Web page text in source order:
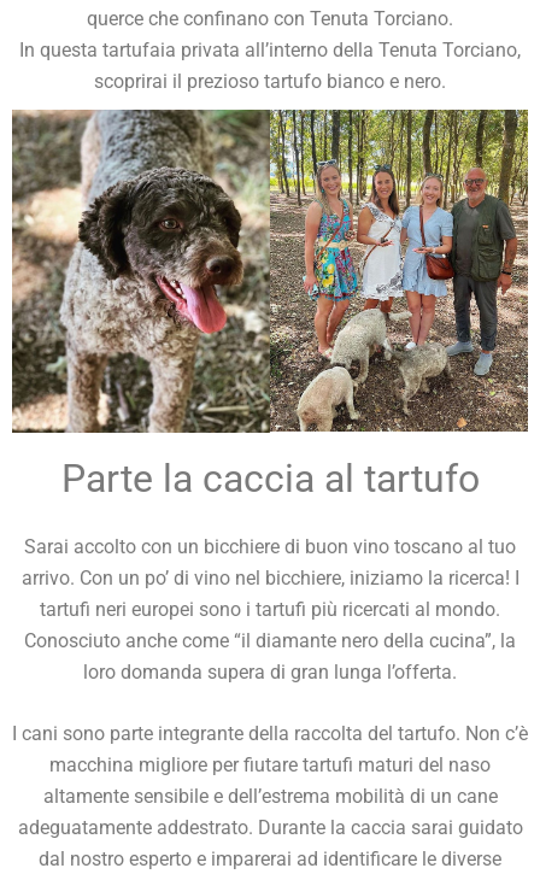
querce che confinano con Tenuta Torciano.
In questa tartufaia privata all’interno della Tenuta Torciano,
scoprirai il prezioso tartufo bianco e nero.
Parte la caccia al tartufo
Sarai accolto con un bicchiere di buon vino toscano al tuo
arrivo. Con un po’ di vino nel bicchiere, iniziamo la ricerca! I
tartufi neri europei sono i tartufi più ricercati al mondo.
Conosciuto anche come “il diamante nero della cucina”, la
loro domanda supera di gran lunga l’offerta.
I cani sono parte integrante della raccolta del tartufo. Non c’è
macchina migliore per fiutare tartufi maturi del naso
altamente sensibile e dell’estrema mobilità di un cane
adeguatamente addestrato. Durante la caccia sarai guidato
dal nostro esperto e imparerai ad identificare le diverse